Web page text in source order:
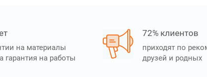
на материалы
гарантия на работы
72% клиентов
приходят по
друзей и родных